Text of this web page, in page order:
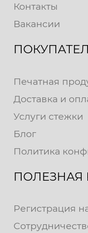
Контакты
Вакансии
Печатная
Доставка и
Услуги стежки
Блог
Политика
Регистрация